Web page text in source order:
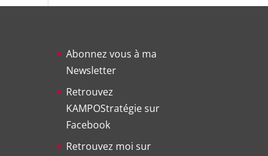
Abonnez vous à ma
Newsletter
Retrouvez
KAMPOStratégie sur
Facebook
Retrouvez moi sur